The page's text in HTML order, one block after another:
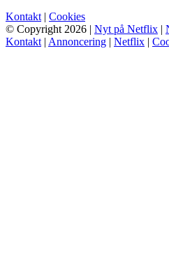
Kontakt | Cookies
© Copyright 2026 | Nyt på Netflix |
Kontakt | Annoncering | Netflix |